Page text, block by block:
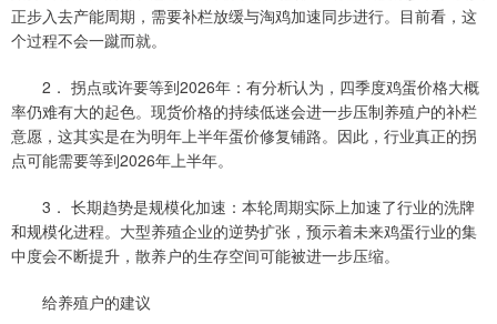
正步入去产能周期，需要补栏放缓与淘鸡加速同步进行。目前看，这
个过程不会一蹴而就。
2． 拐点或许要等到2026年：有分析认为，四季度鸡蛋价格大概
率仍难有大的起色。现货价格的持续低迷会进一步压制养殖户的补栏
意愿，这其实是在为明年上半年蛋价修复铺路。因此，行业真正的拐
点可能需要等到2026年上半年。
3． 长期趋势是规模化加速：本轮周期实际上加速了行业的洗牌
和规模化进程。大型养殖企业的逆势扩张，预示着未来鸡蛋行业的集
中度会不断提升，散养户的生存空间可能被进一步压缩。
给养殖户的建议